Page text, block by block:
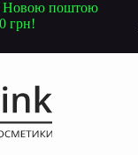
Новою поштою
грн!